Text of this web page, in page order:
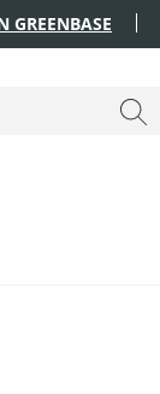
GREENBASE